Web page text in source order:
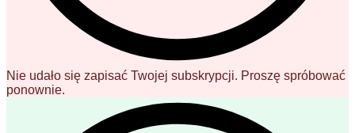
Nie udało się zapisać Twojej subskrypcji. Proszę spróbować
ponownie.